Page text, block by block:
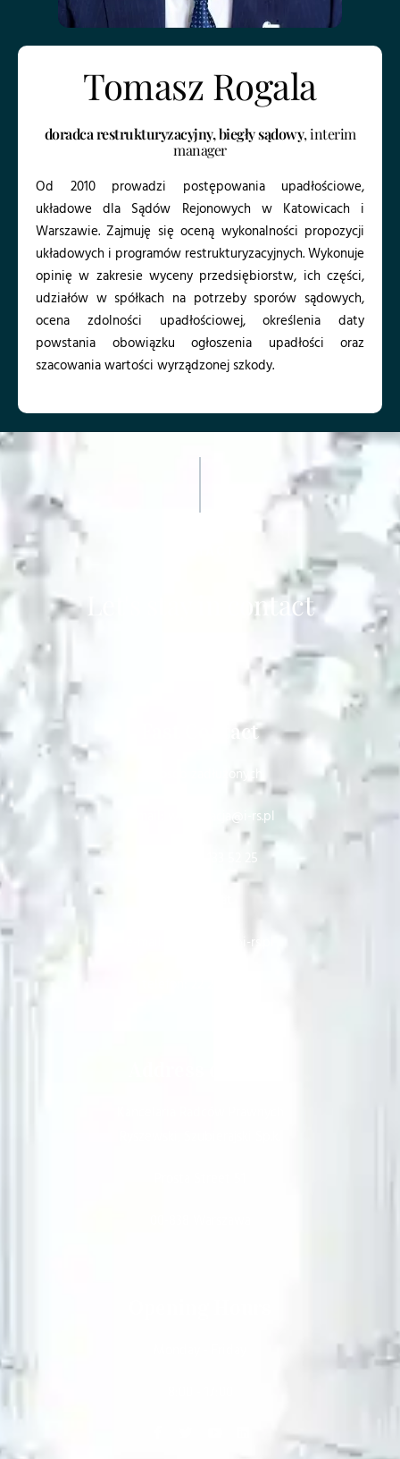
Tomasz Rogala
doradca restrukturyzacyjny, biegły sądowy, interim
manager
Od 2010 prowadzi postępowania upadłościowe,
układowe dla Sądów Rejonowych w Katowicach i
Warszawie. Zajmuję się oceną wykonalności propozycji
układowych i programów restrukturyzacyjnych. Wykonuje
opinię w zakresie wyceny przedsiębiorstw, ich części,
udziałów w spółkach na potrzeby sporów sądowych,
ocena zdolności upadłościowej, określenia daty
powstania obowiązku ogłoszenia upadłości oraz
szacowania wartości wyrządzonej szkody.
Let's stay in contact
Fast Contact
Dla osób zadłużonych
e-mail: windykacja@i-rs.pl
telefon: 22 133 52 25
e-mail: sekretariat@i-rs.pl